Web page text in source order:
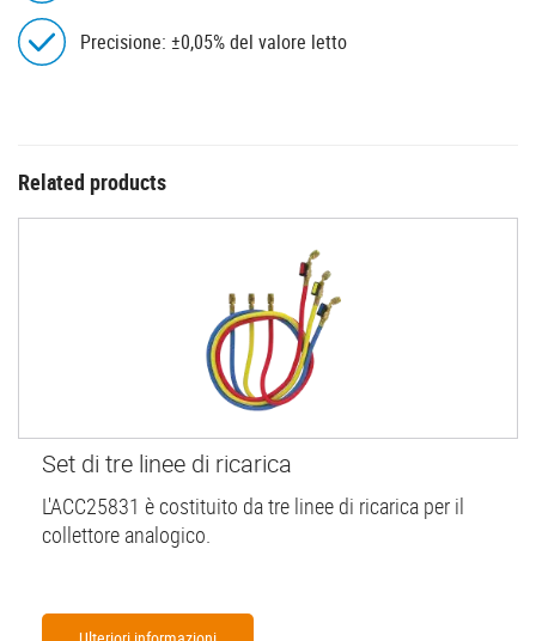
Precisione: ±0,05% del valore letto
Related products
Set di tre linee di ricarica
L'ACC25831 è costituito da tre linee di ricarica per il
collettore analogico.